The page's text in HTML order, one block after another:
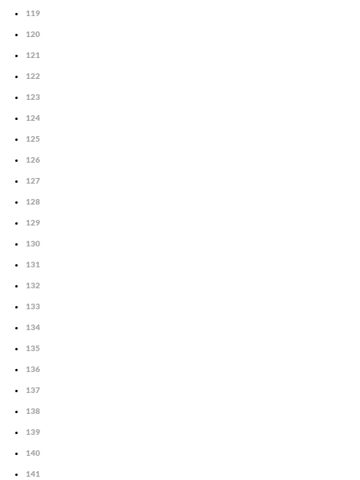
119
120
121
122
123
124
125
126
127
128
129
130
131
132
133
134
135
136
137
138
139
140
141